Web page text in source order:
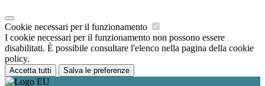
Cookie necessari per il funzionamento
I cookie necessari per il funzionamento non possono essere
disabilitati. È possibile consultare l'elenco nella pagina della cookie
policy.
Accetta tutti Salva le preferenze